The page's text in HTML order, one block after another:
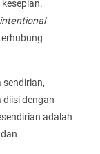
intentional
sendirian,
diisi dengan
adalah